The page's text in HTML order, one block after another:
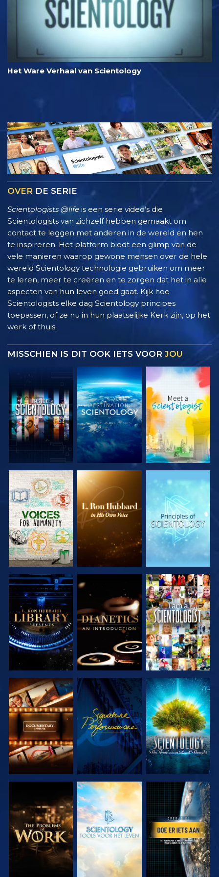
Het Ware Verhaal van Scientology
OVER DE SERIE
Scientologists @life is een serie video’s die
Scientologists van zichzelf hebben gemaakt om
contact te leggen met anderen in de wereld en hen
te inspireren. Het platform biedt een glimp van de
vele manieren waarop gewone mensen over de hele
wereld Scientology technologie gebruiken om meer
te leren, meer te creëren en te zorgen dat het in alle
aspecten van hun leven goed gaat. Kijk hoe
Scientologists elke dag Scientology principes
toepassen, of ze nu in hun plaatselijke Kerk zijn, op het
werk of thuis.
MISSCHIEN IS DIT OOK IETS VOOR JOU
VERKEN DE
SERIE
VERKEN DE
SERIE
VERKEN DE
SERIE
VERKEN DE
SERIE
VERKEN DE
SERIE
KIJK
VERKEN DE
SERIE
KIJK
VERKEN DE
SERIE
VERKEN DE
SERIE
VERKEN DE
SERIE
KIJK